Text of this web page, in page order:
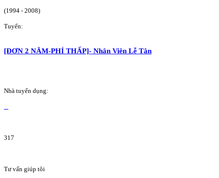
(1994 - 2008)
Tuyển:
[ĐƠN 2 NĂM-PHÍ THẤP]- Nhân Viên Lễ Tân
Nhà tuyển dụng:
317
Tư vấn giúp tôi